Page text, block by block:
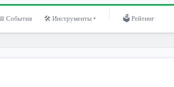
События 🛠 Инструменты ▾ 🗳 Рейтинг